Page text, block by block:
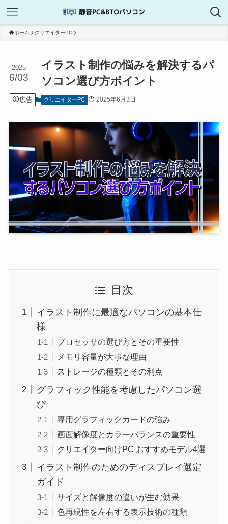
ホーム クリエイターPC
イラスト制作の悩みを解決するパ
ソコン選び方ポイント
2025
6/03
広告 クリエイターPC 2025年6月3日
目次
イラスト制作に最適なパソコンの基本仕
様
プロセッサの選び方とその重要性
メモリ容量が大事な理由
ストレージの種類とその利点
グラフィック性能を考慮したパソコン選
び
専用グラフィックカードの強み
画面解像度とカラーバランスの重要性
クリエイター向けPC おすすめモデル4選
イラスト制作のためのディスプレイ選定
ガイド
サイズと解像度の違いが生む効果
色再現性を左右する表示技術の種類